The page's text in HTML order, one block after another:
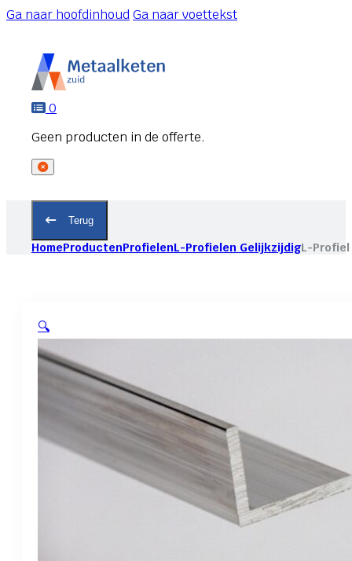
Ga naar hoofdinhoudGa naar voettekst
0
Terug
HomeProductenProfielenL-Profielen GelijkzijdigL-Profiel
🔍